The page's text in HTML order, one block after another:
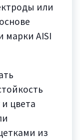
или
марки AISI
цвета
из